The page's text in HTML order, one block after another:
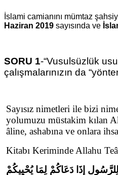
İslami camianını mümtaz
Haziran 2019 sayısında ve
SORU 1-“Vusulsüzlük
çalışmalarınızın da
Sayısız nimetleri ile bizi
yolumuzu müstakim kılan
âline, ashabına ve onlara
Kitabı Keriminde Allahu
إِذَا دَعَاكُمْ لِمَا يُحْيِيكُمْ